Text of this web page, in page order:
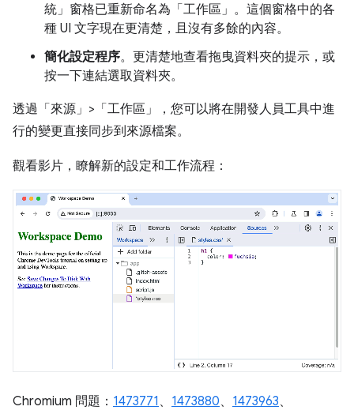
統」窗格已重新命名為「工作區」。 這個窗格中的各
種 UI 文字現在更清楚，且沒有多餘的內容。
簡化設定程序。更清楚地查看拖曳資料夾的提示，或
按一下連結選取資料夾。
透過「來源」>「工作區」
，您可以將在開發人員工具中進
行的變更直接同步到來源檔案。
觀看影片，瞭解新的設定和工作流程：
Chromium 問題： 1473771 、 1473880、 1473963、